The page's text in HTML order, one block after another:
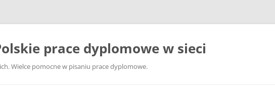
prace dyplomowe w sieci
Wielce pomocne w pisaniu prace dyplomowe.